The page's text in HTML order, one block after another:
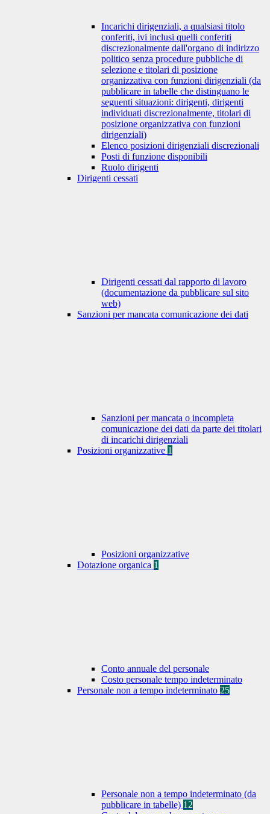
Incarichi dirigenziali, a qualsiasi titolo
conferiti, ivi inclusi quelli conferiti
discrezionalmente dall'organo di indirizzo
politico senza procedure pubbliche di
selezione e titolari di posizione
organizzativa con funzioni dirigenziali (da
pubblicare in tabelle che distinguano le
seguenti situazioni: dirigenti, dirigenti
individuati discrezionalmente, titolari di
posizione organizzativa con funzioni
dirigenziali)
Elenco posizioni dirigenziali discrezionali
Posti di funzione disponibili
Ruolo dirigenti
Dirigenti cessati
Dirigenti cessati dal rapporto di lavoro
(documentazione da pubblicare sul sito
web)
Sanzioni per mancata comunicazione dei dati
Sanzioni per mancata o incompleta
comunicazione dei dati da parte dei titolari
di incarichi dirigenziali
Posizioni organizzative 1
Posizioni organizzative
Dotazione organica 1
Conto annuale del personale
Costo personale tempo indeterminato
Personale non a tempo indeterminato 25
Personale non a tempo indeterminato (da
pubblicare in tabelle) 12